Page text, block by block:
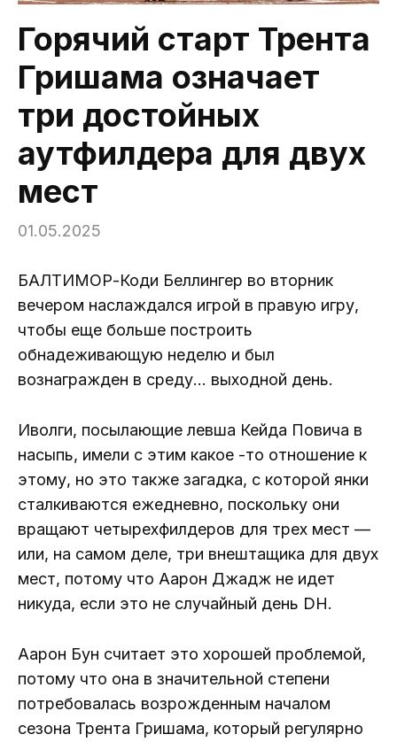
Горячий старт Трента
Гришама означает
три достойных
аутфилдера для двух
мест
01.05.2025
БАЛТИМОР-Коди Беллингер во вторник
вечером наслаждался игрой в правую игру,
чтобы еще больше построить
обнадеживающую неделю и был
вознагражден в среду… выходной день.
Иволги, посылающие левша Кейда Повича в
насыпь, имели с этим какое -то отношение к
этому, но это также загадка, с которой янки
сталкиваются ежедневно, поскольку они
вращают четырехфилдеров для трех мест —
или, на самом деле, три внештащика для двух
мест, потому что Аарон Джадж не идет
никуда, если это не случайный день DH.
Аарон Бун считает это хорошей проблемой,
потому что она в значительной степени
потребовалась возрожденным началом
сезона Трента Гришама, который регулярно